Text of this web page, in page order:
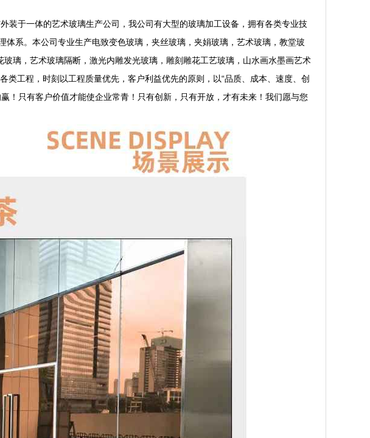
装于一体的艺术玻璃生产公司，我公司有大型的玻璃加工设备，拥有各类专业技
系。本公司专业生产电致变色玻璃，夹丝玻璃，夹娟玻璃，艺术玻璃，教堂玻
璃，艺术玻璃隔断，激光内雕发光玻璃，雕刻雕花工艺玻璃，山水画水墨画艺术
工程，时刻以工程质量优先，客户利益优先的原则，以“品质、成本、速度、创
！只有客户价值才能使企业常青！只有创新，只有开放，才有未来！我们愿与您